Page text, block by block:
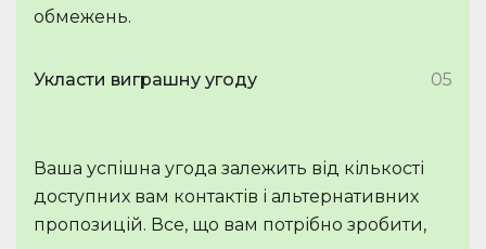
обмежень.
Укласти виграшну угоду 05
Ваша успішна угода залежить від кількості
доступних вам контактів і альтернативних
пропозицій. Все, що вам потрібно зробити,